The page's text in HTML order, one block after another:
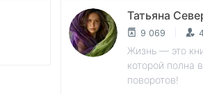
Татьяна
9 069
Жизнь — это
которой полна
поворотов!